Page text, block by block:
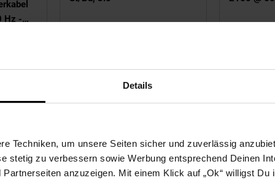
Details
Techniken, um unsere Seiten sicher und zuverlässig
stetig zu verbessern sowie Werbung entsprechend Deinen
anzuzeigen. Mit einem Klick auf „Ok“ willigst Du
Hz -
95€ Sternchen Fußnote,
nur 6, € Sternchen
15,